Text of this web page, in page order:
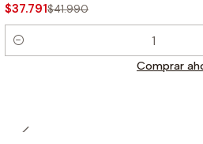
$37.791$41.990
Cantidad
Comprar